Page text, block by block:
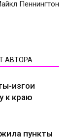
Пеннингтон
АВТОРА
изгои
к краю
пункты